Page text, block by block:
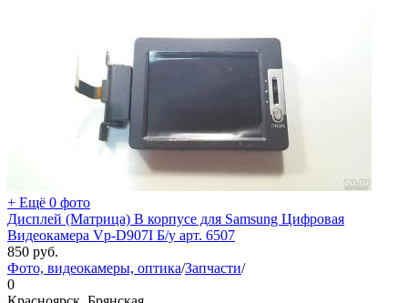
+ Ещё 0 фото
Дисплей (Матрица) В корпусе для Samsung Цифровая
Видеокамера Vp-D907I Б/у арт. 6507
850 руб.
Фото, видеокамеры, оптика/Запчасти/
0